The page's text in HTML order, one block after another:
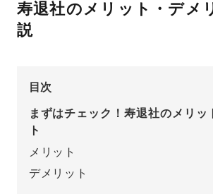
寿退社のメリット・デメ
説
目次
まずはチェック！寿退社のメリッ
ト
メリット
デメリット
プロポーズアイテム
おすすめの婚約指輪
先輩の体験談
婚約指輪選び方ガイド
アイプリモについて
ニュース